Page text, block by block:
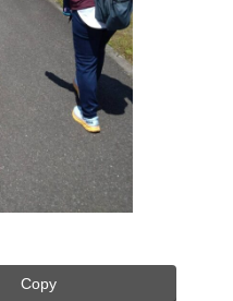
Copy